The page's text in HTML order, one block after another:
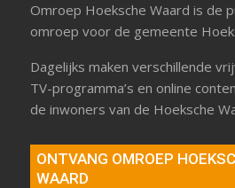
Omroep Hoeksche Waard is de
omroep voor de gemeente
Dagelijks maken verschillende
TV-programma’s en online
de inwoners van de Hoeksche
ONTVANG OMROEP
WAARD